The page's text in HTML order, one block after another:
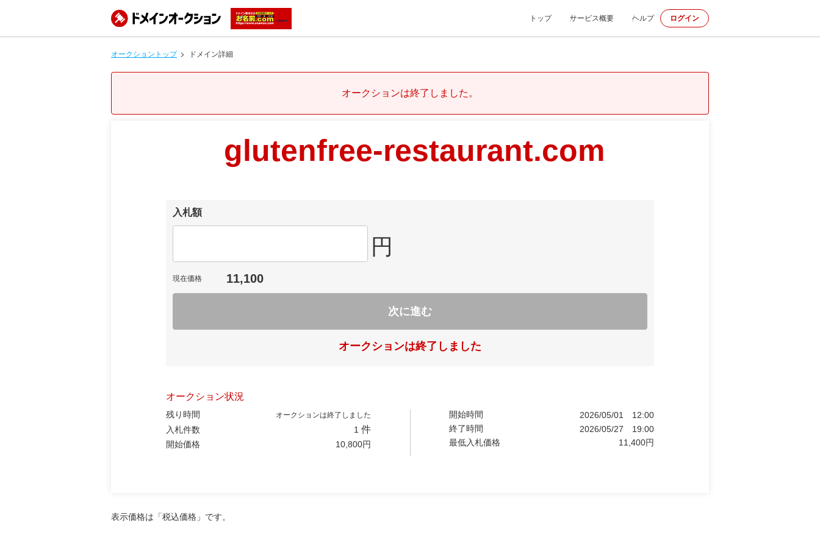
トップ サービス概要 ヘルプ ログイン
オークショントップ ドメイン詳細
オークションは終了しました。
glutenfree-restaurant.com
入札額
円
現在価格 11,100
次に進む
オークションは終了しました
オークション状況
残り時間 オークションは終了しました
入札件数 1 件
開始価格 10,800円
開始時間 2026/05/01
12:00
終了時間
2026/05/27
19:00
最低入札価格
11,400円
表示価格は「税込価格」です。